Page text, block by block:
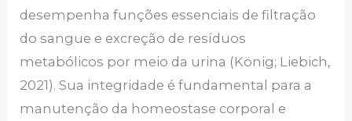
desempenha funções essenciais de filtração
do sangue e excreção de resíduos
metabólicos por meio da urina (König; Liebich,
2021). Sua integridade é fundamental para a
manutenção da homeostase corporal e